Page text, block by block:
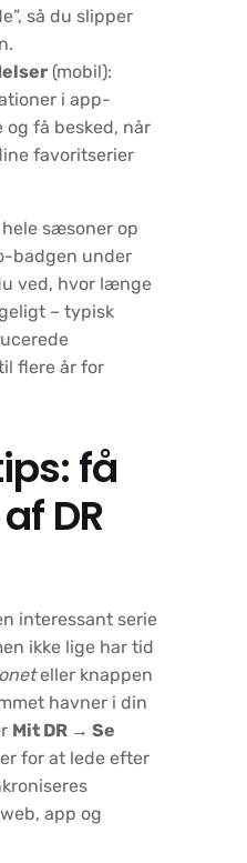
så du slipper
(mobil):
i app-
få besked, når
favoritserier
sæsoner op
badgen under
ved, hvor længe
– typisk
flere år for
få
DR
interessant serie
ikke lige har tid
eller knappen
havner i din
Mit DR → Se
for at lede efter
app og